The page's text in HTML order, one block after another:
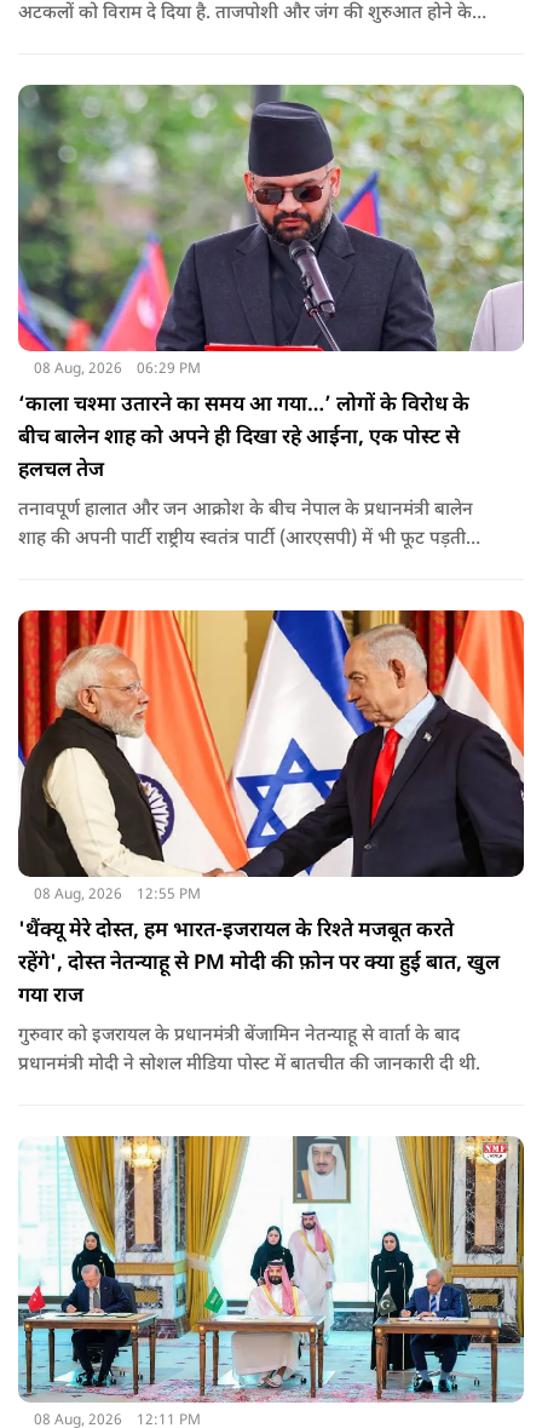
अटकलों को विराम दे दिया है. ताजपोशी और जंग की शुरुआत होने के
08 Aug, 2026 06:29 PM
‘काला चश्मा उतारने का समय आ गया…’ लोगों के विरोध के
बीच बालेन शाह को अपने ही दिखा रहे आईना, एक पोस्ट से
हलचल तेज
तनावपूर्ण हालात और जन आक्रोश के बीच नेपाल के प्रधानमंत्री बालेन
शाह की अपनी पार्टी राष्ट्रीय स्वतंत्र पार्टी (आरएसपी) में भी फूट पड़ती
08 Aug, 2026 12:55 PM
'थैंक्यू मेरे दोस्त, हम भारत-इजरायल के रिश्ते मजबूत करते
रहेंगे', दोस्त नेतन्याहू से PM मोदी की फ़ोन पर क्या हुई बात, खुल
गया राज
गुरुवार को इजरायल के प्रधानमंत्री बेंजामिन नेतन्याहू से वार्ता के बाद
प्रधानमंत्री मोदी ने सोशल मीड‍िया पोस्‍ट में बातचीत की जानकारी दी थी.
08 Aug, 2026 12:11 PM